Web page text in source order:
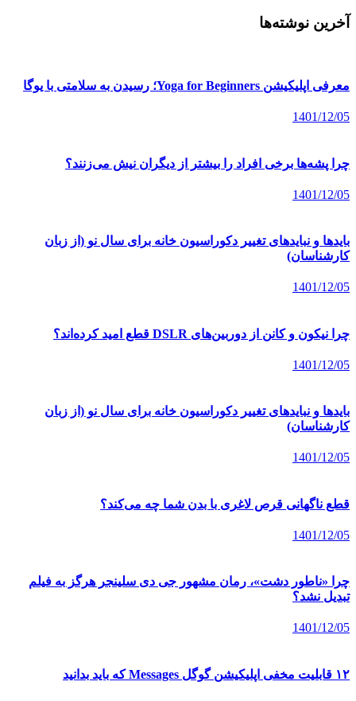
آخرین نوشته‌ها
معرفی اپلیکیشن Yoga for Beginners؛ رسیدن به سلامتی با یوگا
1401/12/05
چرا پشه‌ها برخی افراد را بیشتر از دیگران نیش می‌زنند؟
1401/12/05
بایدها و نبایدهای تغییر دکوراسیون خانه برای سال نو (از زبان
کارشناسان)
1401/12/05
چرا نیکون و کانن از دوربین‌های DSLR قطع امید کرده‌اند؟
1401/12/05
بایدها و نبایدهای تغییر دکوراسیون خانه برای سال نو (از زبان
کارشناسان)
1401/12/05
قطع ناگهانی قرص لاغری با بدن شما چه می‌کند؟
1401/12/05
چرا «ناطور دشت»، رمان مشهور جی دی سلینجر هرگز به فیلم
تبدیل نشد؟
1401/12/05
۱۲ قابلیت مخفی اپلیکیشن گوگل Messages که باید بدانید